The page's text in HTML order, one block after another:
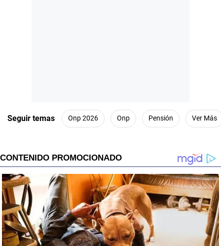
Seguir temas Onp 2026 Onp Pensión Ver Más